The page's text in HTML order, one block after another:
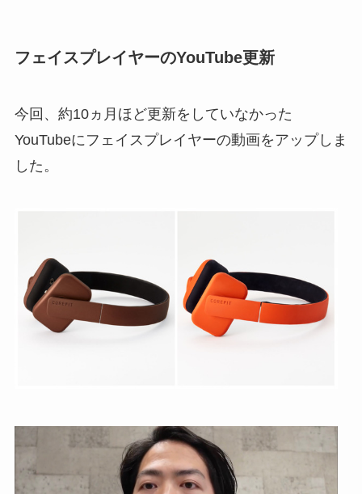
フェイスプレイヤーのYouTube更新
今回、約10ヵ月ほど更新をしていなかった
YouTubeにフェイスプレイヤーの動画をアップしま
した。